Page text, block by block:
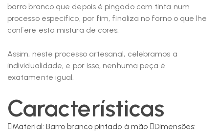
barro branco que depois é pingado com tinta num
processo especifico, por fim, finaliza no forno o que lhe
confere esta mistura de cores.
Assim, neste processo artesanal, celebramos a
individualidade, e por isso, nenhuma peça é
exatamente igual.
Características
Material: Barro branco pintado à mão
Dimensões: